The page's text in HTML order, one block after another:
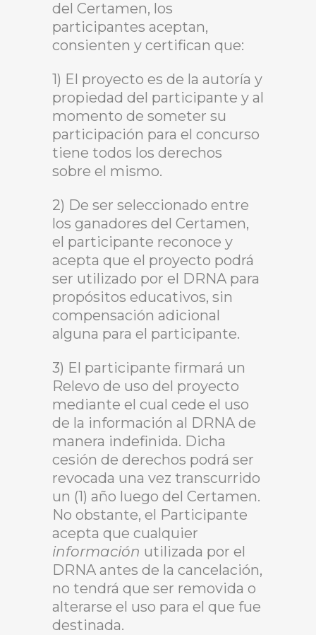
del Certamen, los
participantes aceptan,
consienten y certifican que:
1) El proyecto es de la autoría y
propiedad del participante y al
momento de someter su
participación para el concurso
tiene todos los derechos
sobre el mismo.
2) De ser seleccionado entre
los ganadores del Certamen,
el participante reconoce y
acepta que el proyecto podrá
ser utilizado por el DRNA para
propósitos educativos, sin
compensación adicional
alguna para el participante.
3) El participante firmará un
Relevo de uso del proyecto
mediante el cual cede el uso
de la información al DRNA de
manera indefinida. Dicha
cesión de derechos podrá ser
revocada una vez transcurrido
un (1) año luego del Certamen.
No obstante, el Participante
acepta que cualquier
información utilizada por el
DRNA antes de la cancelación,
no tendrá que ser removida o
alterarse el uso para el que fue
destinada.